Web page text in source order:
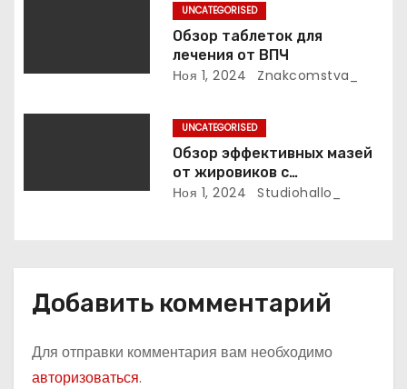
с
я
UNCATEGORISED
Обзор таблеток для
лечения от ВПЧ
Ноя 1, 2024 Znakcomstva_
UNCATEGORISED
Обзор эффективных мазей
от жировиков с
рассасывающим эффектом
Ноя 1, 2024 Studiohallo_
Добавить комментарий
Для отправки комментария вам необходимо
авторизоваться.